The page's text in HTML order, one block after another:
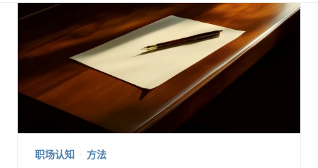
职场认知 · 方法